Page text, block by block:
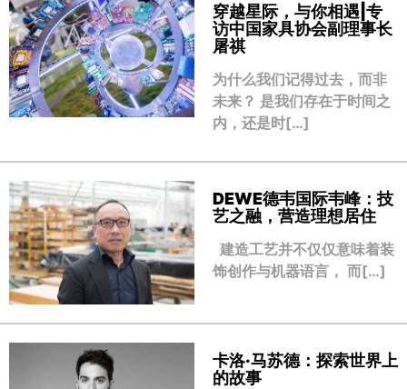
穿越星际，与你相遇|专
访中国家具协会副理事长
屠祺
为什么我们记得过去，而非
未来？ 是我们存在于时间之
内，还是时[…]
DEWE德韦国际韦峰：技
艺之融，营造理想居住
建造工艺并不仅仅意味着装
饰创作与机器语言， 而[…]
卡洛·马苏德：探索世界上
的故事